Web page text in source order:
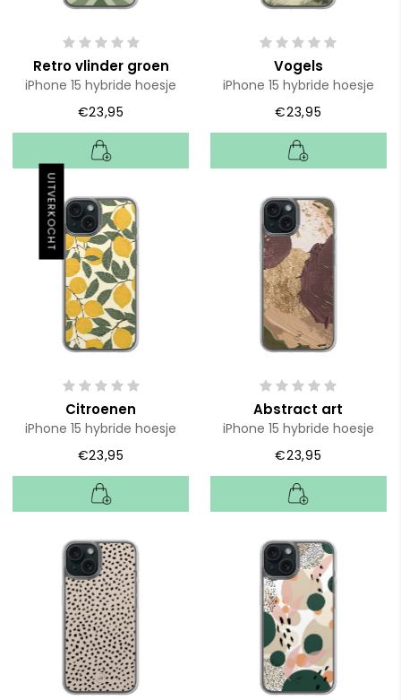
Retro vlinder groen
iPhone 15 hybride hoesje
€23,95
Vogels
iPhone 15 hybride hoesje
€23,95
UITVERKOCHT
Citroenen
iPhone 15 hybride hoesje
€23,95
Abstract art
iPhone 15 hybride hoesje
€23,95